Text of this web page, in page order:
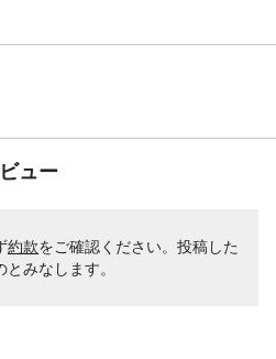
ュー
約款をご確認ください。投稿した
みなします。